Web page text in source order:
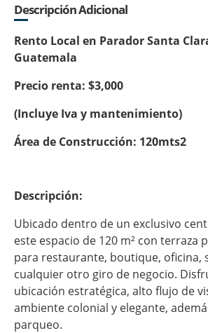
Descripción Adicional
Rento Local en Parador Santa
Guatemala
Precio renta: $3,000
(Incluye Iva y mantenimiento)
Área de Construcción: 120mts2
Descripción:
Ubicado dentro de un exclusivo
este espacio de 120 m² con terraza
para restaurante, boutique, oficina,
cualquier otro giro de negocio.
ubicación estratégica, alto flujo de
ambiente colonial y elegante,
parqueo.